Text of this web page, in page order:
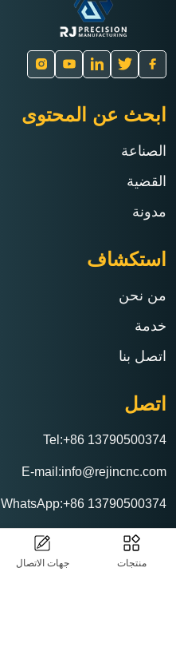
ابحث عن المحتوى
الصناعة
القضية
مدونة
استكشاف
من نحن
خدمة
اتصل بنا
اتصل
Tel:+86 13790500374
E-mail:info@rejincnc.com
WhatsApp:+86 13790500374
منتجات جهات الاتصال